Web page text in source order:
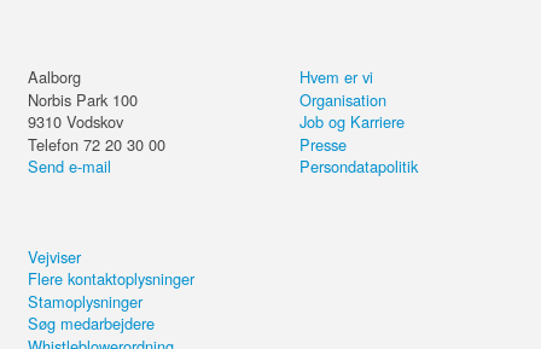
Aalborg
Norbis Park 100
9310 Vodskov
Telefon 72 20 30 00
Send e-mail
Hvem er vi
Organisation
Job og Karriere
Presse
Persondatapolitik
Vejviser
Flere kontaktoplysninger
Stamoplysninger
Søg medarbejdere